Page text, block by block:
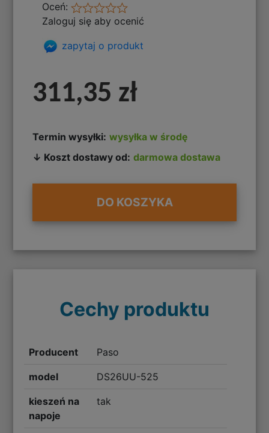
Oceń:
Zaloguj się aby ocenić
zapytaj o produkt
311,35 zł
Termin wysyłki: wysyłka w środę
↓ Koszt dostawy od: darmowa dostawa
DO KOSZYKA
Cechy produktu
Producent Paso
model DS26UU-525
kieszeń na
napoje
tak